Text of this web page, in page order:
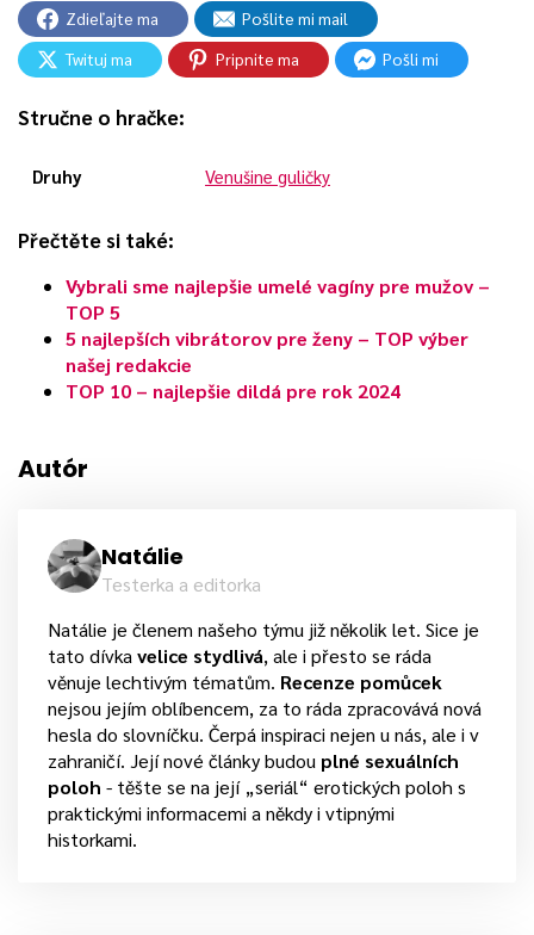
Zdieľajte ma
Pošlite mi mail
Twituj ma
Pripnite ma Pošli mi
Stručne o hračke:
Druhy Venušine guličky
Přečtěte si také:
Vybrali sme najlepšie umelé vagíny pre mužov –
TOP 5
5 najlepších vibrátorov pre ženy – TOP výber
našej redakcie
TOP 10 – najlepšie dildá pre rok 2024
Autór
Natálie
Testerka a editorka
Natálie je členem našeho týmu již několik let. Sice je
tato dívka velice stydlivá, ale i přesto se ráda
věnuje lechtivým tématům. Recenze pomůcek
nejsou jejím oblíbencem, za to ráda zpracovává nová
hesla do slovníčku. Čerpá inspiraci nejen u nás, ale i v
zahraničí. Její nové články budou plné sexuálních
poloh - těšte se na její „seriál“ erotických poloh s
praktickými informacemi a někdy i vtipnými
historkami.